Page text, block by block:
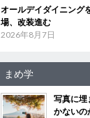
オールデイダイニン
場、改装進む
2026年8月7日
まめ学
写真に埋
かない